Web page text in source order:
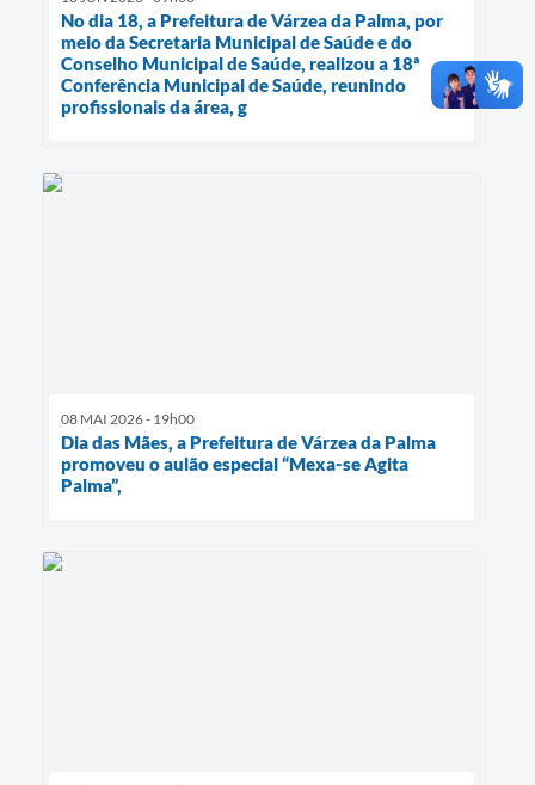
No dia 18, a Prefeitura de Várzea da Palma, por
meio da Secretaria Municipal de Saúde e do
Conselho Municipal de Saúde, realizou a 18ª
Conferência Municipal de Saúde, reunindo
profissionais da área, g
08 MAI 2026 - 19h00
Dia das Mães, a Prefeitura de Várzea da Palma
promoveu o aulão especial “Mexa-se Agita
Palma”,